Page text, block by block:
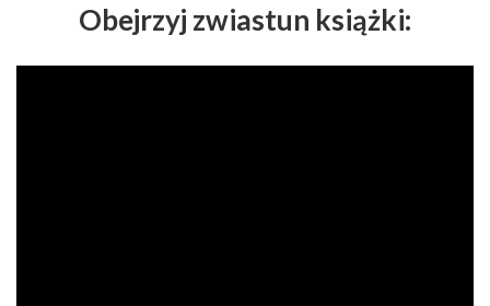
Obejrzyj zwiastun książki: